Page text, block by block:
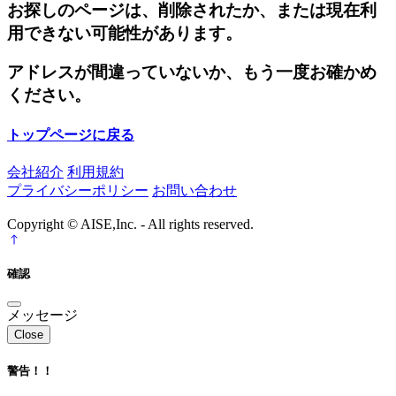
お探しのページは、削除されたか、または現在利
用できない可能性があります。
アドレスが間違っていないか、もう一度お確かめ
ください。
トップページに戻る
会社紹介 利用規約
プライバシーポリシー お問い合わせ
Copyright © AISE,Inc. - All rights reserved.
確認
メッセージ
Close
警告！！